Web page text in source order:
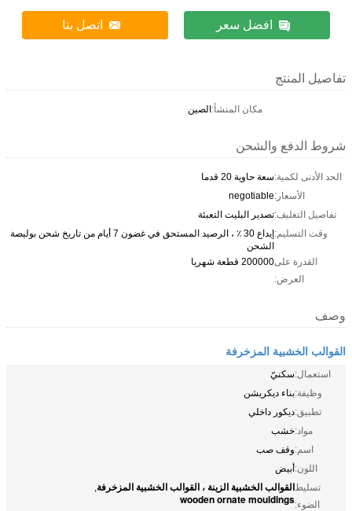
افضل سعر اتصل بنا
تفاصيل المنتج
مكان المنشأ:الصين
شروط الدفع والشحن
الحد الأدنى لكمية:سعة حاوية 20 قدما
الأسعار:negotiable
تفاصيل التغليف:تصدير البليت التعبئة
وقت التسليم:
إيداع 30 ٪ ، الرصيد المستحق في غضون 7 أيام من تاريخ شحن بوليصة
الشحن
القدرة على
العرض:
200000 قطعة شهريا
وصف
القوالب الخشبية المزخرفة
استعمال:سكنيّ
وظيفة:بناء ديكريشن
تطبيق:ديكور داخلي
مواد:خشب
اسم:وقف صب
اللون:أبيض
تسليط
الضوء:
القوالب الخشبية الزينة ، القوالب الخشبية المزخرفة,
wooden ornate mouldings